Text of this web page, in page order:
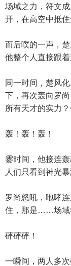
场域之力，符文
开，在高空中抵住
而后噗的一声，
他整个人直接跟
同一时间，楚风
下，再次轰向罗
所有天才的实力
轰！轰！轰！
霎时间，他接连
人们只看到神光
罗尚怒吼，咆哮
住，那是……场域
砰砰砰！
一瞬间，两人多